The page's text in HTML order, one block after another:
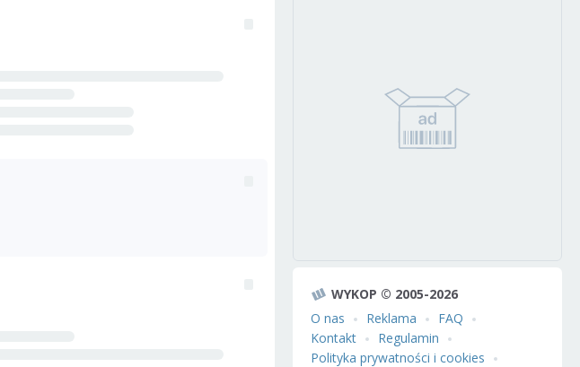
WYKOP © 2005-2026
O nas
Reklama
FAQ
Kontakt
Regulamin
Polityka prywatności i cookies